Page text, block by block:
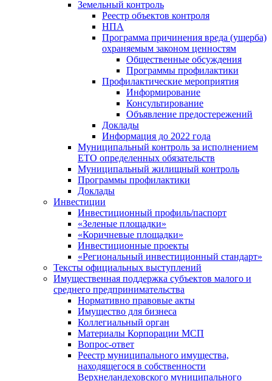
Земельный контроль
Реестр объектов контроля
НПА
Программа причинения вреда (ущерба)
охраняемым законом ценностям
Общественные обсуждения
Программы профилактики
Профилактические мероприятия
Информирование
Консультирование
Объявление предостережений
Доклады
Информация до 2022 года
Муниципальный контроль за исполнением
ЕТО определенных обязательств
Муниципальный жилищный контроль
Программы профилактики
Доклады
Инвестиции
Инвестиционный профиль/паспорт
«Зеленые площадки»
«Коричневые площадки»
Инвестиционные проекты
«Региональный инвестиционный стандарт»
Тексты официальных выступлений
Имущественная поддержка субъектов малого и
среднего предпринимательства
Нормативно правовые акты
Имущество для бизнеса
Коллегиальный орган
Материалы Корпорации МСП
Вопрос-ответ
Реестр муниципального имущества,
находящегося в собственности
Верхнеландеховского муниципального